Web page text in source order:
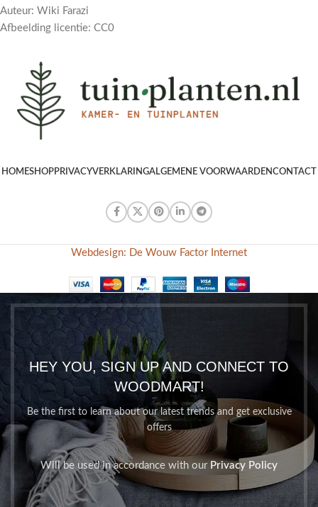
Auteur: Wiki Farazi
Afbeelding licentie: CC0
HOMESHOPPRIVACYVERKLARINGALGEMENE VOORWAARDENCONTACT
Webdesign: De Wouw Factor Internet
HEY YOU, SIGN UP AND CONNECT TO
WOODMART!
Be the first to learn about our latest trends and get exclusive
offers
Will be used in accordance with our Privacy Policy